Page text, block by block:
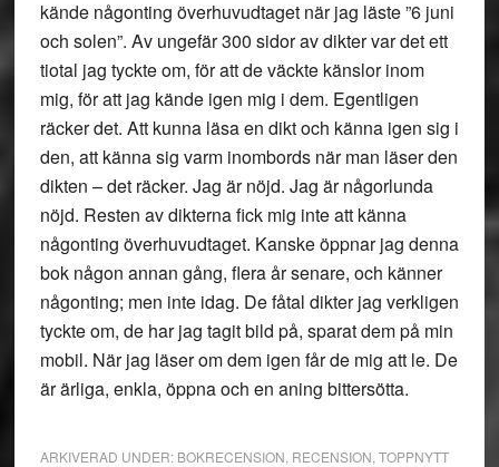
kände någonting överhuvudtaget när jag läste ”6 juni
och solen”. Av ungefär 300 sidor av dikter var det ett
tiotal jag tyckte om, för att de väckte känslor inom
mig, för att jag kände igen mig i dem. Egentligen
räcker det. Att kunna läsa en dikt och känna igen sig i
den, att känna sig varm inombords när man läser den
dikten – det räcker. Jag är nöjd. Jag är någorlunda
nöjd. Resten av dikterna fick mig inte att känna
någonting överhuvudtaget. Kanske öppnar jag denna
bok någon annan gång, flera år senare, och känner
någonting; men inte idag. De fåtal dikter jag verkligen
tyckte om, de har jag tagit bild på, sparat dem på min
mobil. När jag läser om dem igen får de mig att le. De
är ärliga, enkla, öppna och en aning bittersötta.
ARKIVERAD UNDER: BOKRECENSION RECENSION TOPPNYTT